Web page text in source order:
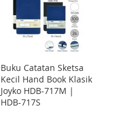
Buku Catatan Sketsa
Kecil Hand Book Klasik
Joyko HDB-717M |
HDB-717S